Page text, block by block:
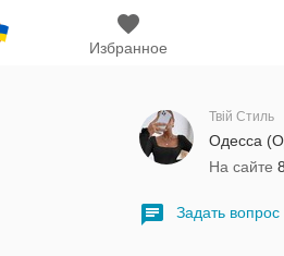
Избранное
Твій Стиль
Одесса
На сайте
Задать вопрос